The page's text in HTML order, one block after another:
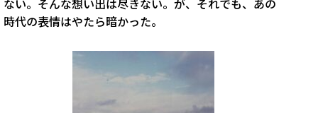
時代の表情はやたら暗かった。